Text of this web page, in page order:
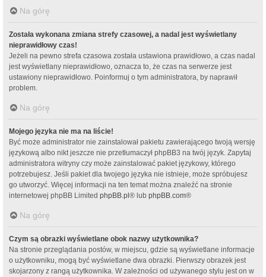
Na górę
Została wykonana zmiana strefy czasowej, a nadal jest wyświetlany
nieprawidłowy czas!
Jeżeli na pewno strefa czasowa została ustawiona prawidłowo, a czas nadal
jest wyświetlany nieprawidłowo, oznacza to, że czas na serwerze jest
ustawiony nieprawidłowo. Poinformuj o tym administratora, by naprawił
problem.
Na górę
Mojego języka nie ma na liście!
Być może administrator nie zainstalował pakietu zawierającego twoją wersję
językową albo nikt jeszcze nie przetłumaczył phpBB3 na twój język. Zapytaj
administratora witryny czy może zainstalować pakiet językowy, którego
potrzebujesz. Jeśli pakiet dla twojego języka nie istnieje, może spróbujesz
go utworzyć. Więcej informacji na ten temat można znaleźć na stronie
internetowej phpBB Limited phpBB.pl ® lub phpBB.com®
Na górę
Czym są obrazki wyświetlane obok nazwy użytkownika?
Na stronie przeglądania postów, w miejscu, gdzie są wyświetlane informacje
o użytkowniku, mogą być wyświetlane dwa obrazki. Pierwszy obrazek jest
skojarzony z rangą użytkownika. W zależności od używanego stylu jest on w